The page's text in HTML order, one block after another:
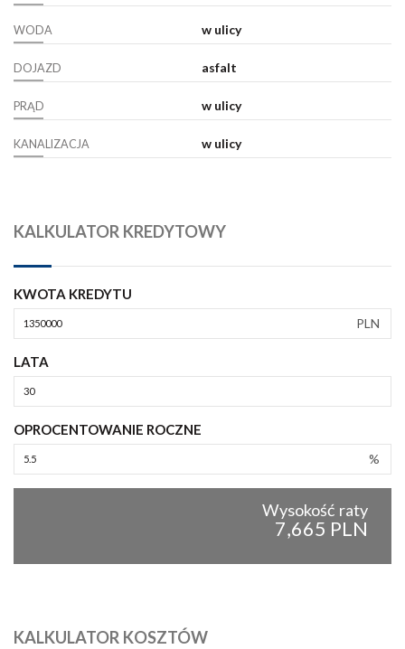
WODA w ulicy
DOJAZD asfalt
PRĄD w ulicy
KANALIZACJA w ulicy
KALKULATOR KREDYTOWY
KWOTA KREDYTU
PLN
LATA
OPROCENTOWANIE ROCZNE
%
Wysokość raty
7,665 PLN
KALKULATOR KOSZTÓW